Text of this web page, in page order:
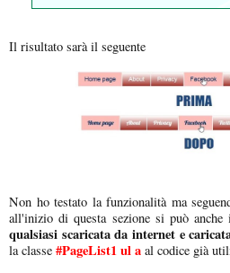
Il risultato sarà il seguente
Non ho testato la funzionalità ma
all'inizio di questa sezione si può anche
qualsiasi scaricata da internet e
la classe #PageList1 ul a al codice già